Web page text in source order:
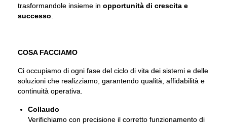
trasformandole insieme in opportunità di crescita e
successo
COSA FACCIAMO
Ci occupiamo di ogni fase del ciclo di vita dei sistemi e delle
soluzioni che realizziamo, garantendo qualità, affidabilità e
continuità operativa.
Collaudo
Verifichiamo con precisione il corretto funzionamento di